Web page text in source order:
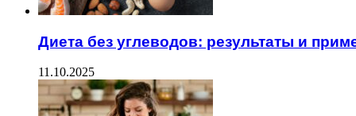
Диета без углеводов: результаты и
11.10.2025